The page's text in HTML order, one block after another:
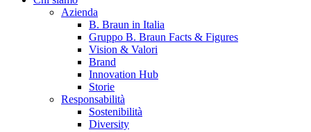
Azienda
B. Braun in Italia
Gruppo B. Braun Facts & Figures
Vision & Valori
Brand
Innovation Hub
Storie
Responsabilità
Sostenibilità
Diversity